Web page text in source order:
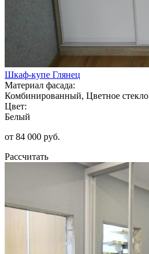
Шкаф-купе Глянец
Материал фасада:
Комбинированный, Цветное стекло
Цвет:
Белый
от 84 000 руб.
Рассчитать